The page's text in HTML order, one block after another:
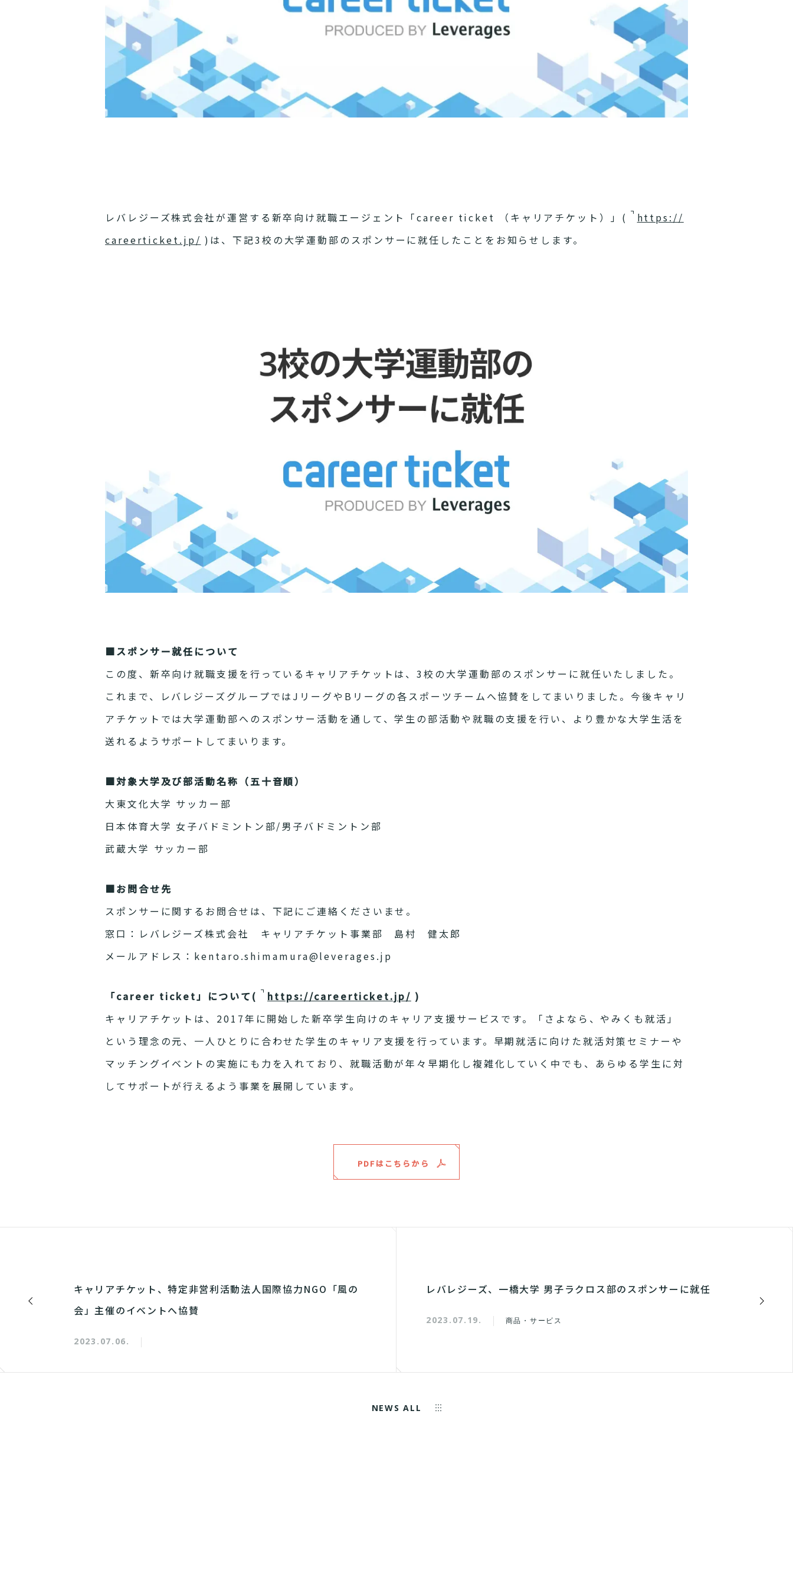
レバレジーズ株式会社が運営する新卒向け就職エージェント「career ticket （キャリアチケット）」(
https://
careerticket.jp/ )は、下記3校の大学運動部のスポンサーに就任したことをお知らせします。
■スポンサー就任について
この度、新卒向け就職支援を行っているキャリアチケットは、3校の大学運動部のスポンサーに就任いたしました。
これまで、レバレジーズグループではJリーグやBリーグの各スポーツチームへ協賛をしてまいりました。今後キャリ
アチケットでは大学運動部へのスポンサー活動を通して、学生の部活動や就職の支援を行い、より豊かな大学生活を
送れるようサポートしてまいります。
■対象大学及び部活動名称（五十音順）
大東文化大学 サッカー部
日本体育大学 女子バドミントン部/男子バドミントン部
武蔵大学 サッカー部
■お問合せ先
スポンサーに関するお問合せは、下記にご連絡くださいませ。
窓口：レバレジーズ株式会社 キャリアチケット事業部 島村 健太郎
メールアドレス：kentaro.shimamura@leverages.jp
「career ticket」について( https://careerticket.jp/ )
キャリアチケットは、2017年に開始した新卒学生向けのキャリア支援サービスです。「さよなら、やみくも就活」
という理念の元、一人ひとりに合わせた学生のキャリア支援を行っています。早期就活に向けた就活対策セミナーや
マッチングイベントの実施にも力を入れており、就職活動が年々早期化し複雑化していく中でも、あらゆる学生に対
してサポートが行えるよう事業を展開しています。
PDFはこちらから
キャリアチケット、特定非営利活動法人国際協力NGO「風の
会」主催のイベントへ協賛
2023.07.06.
レバレジーズ、一橋大学 男子ラクロス部のスポンサーに就任
2023.07.19. 商品・サービス
NEWS ALL